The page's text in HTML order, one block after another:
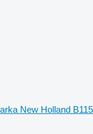
New Holland B115